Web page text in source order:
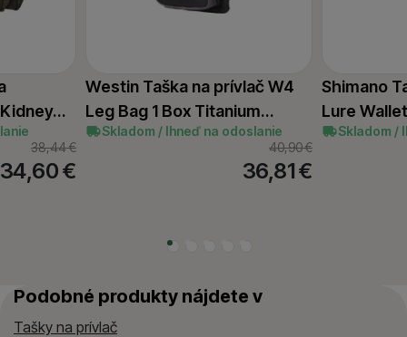
Westin Taška na prívlač W4
Leg Bag 1 Box Titanium…
Skladom / Ihneď na odoslanie
40,90€
36,81€
Shimano
Lure Wallet
Skladom /
38,44€
34,60€
Podobné produkty nájdete v
Tašky na prívlač